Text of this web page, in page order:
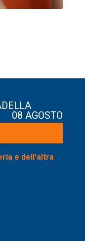
08 AGOSTO
e dell'altra